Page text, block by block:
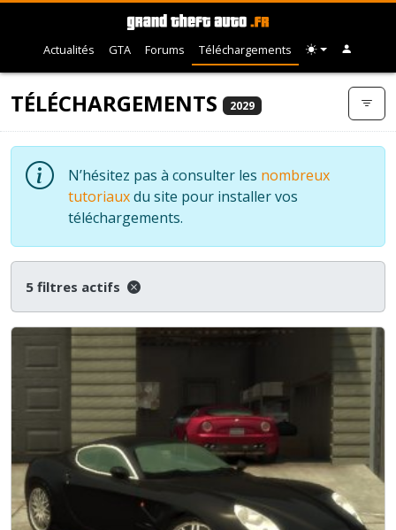
Actualités GTA Forums Téléchargements
TÉLÉCHARGEMENTS 2029
N’hésitez pas à consulter les nombreux
tutoriauxdu site pour installer vos
téléchargements.
5 filtres actifs